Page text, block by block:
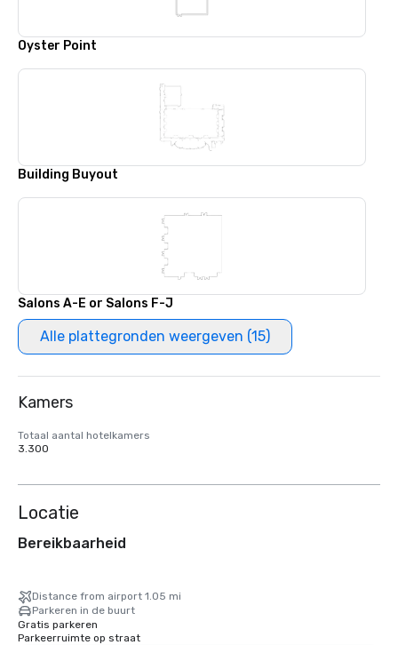
Oyster Point
Building Buyout
Salons A-E or Salons F-J
Alle plattegronden weergeven (15)
Kamers
Totaal aantal hotelkamers
3.300
Locatie
Bereikbaarheid
Distance from airport 1.05 mi
Parkeren in de buurt
Gratis parkeren
Parkeerruimte op straat